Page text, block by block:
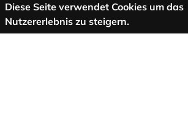
Diese Seite verwendet Cookies um das
Nutzererlebnis zu steigern.